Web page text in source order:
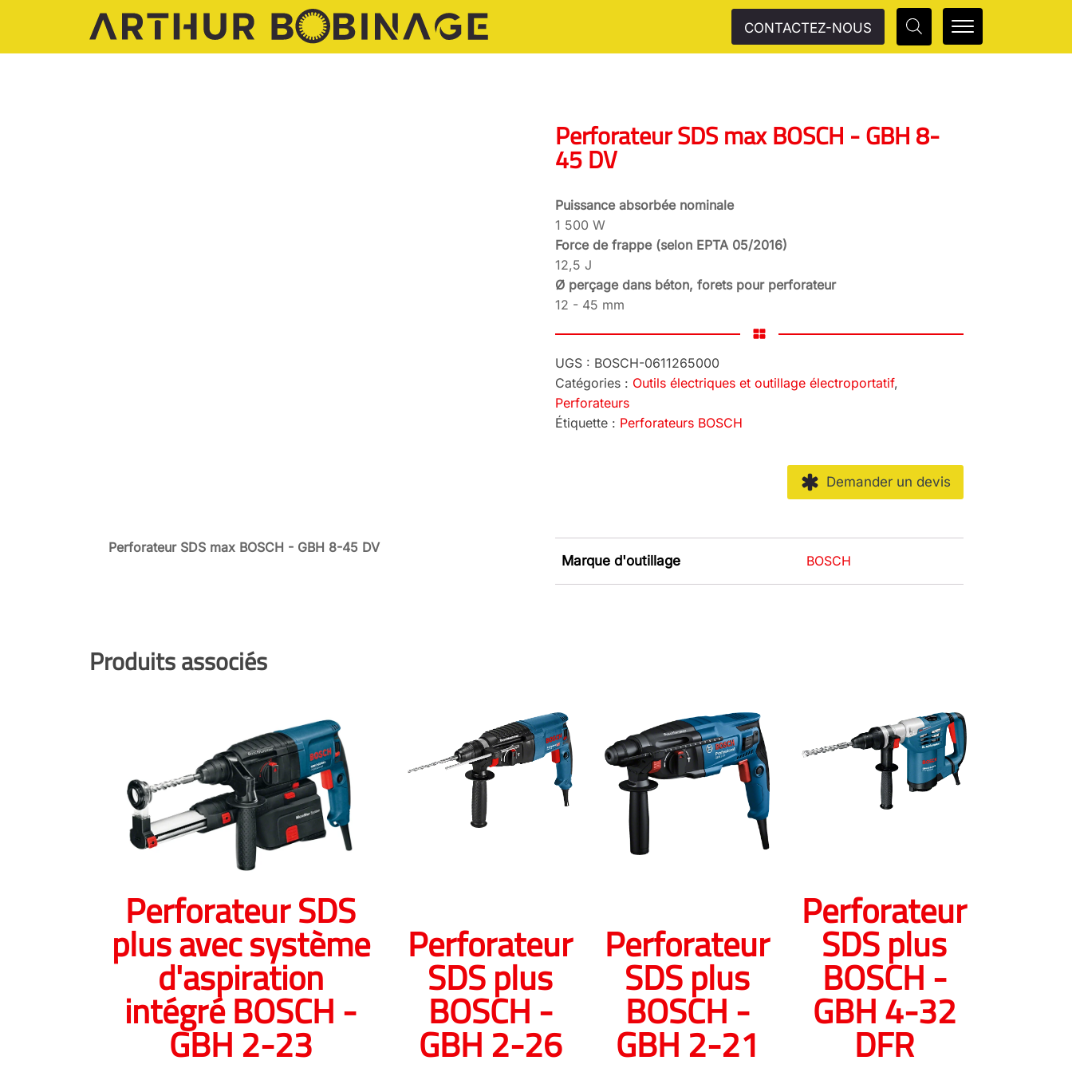
CONTACTEZ-NOUS
Perforateur SDS max BOSCH - GBH 8-
45 DV
Puissance absorbée nominale
1 500 W
Force de frappe (selon EPTA 05/2016)
12,5 J
Ø perçage dans béton, forets pour perforateur
12 - 45 mm
UGS : BOSCH-0611265000
Catégories : Outils électriques et outillage électroportatif,
Perforateurs
Étiquette : Perforateurs BOSCH
Demander un devis
Perforateur SDS max BOSCH - GBH 8-45 DV
Marque d'outillage
BOSCH
Produits associés
Perforateur SDS
plus avec système
d'aspiration
intégré BOSCH -
GBH 2-23
Perforateur
SDS plus
BOSCH -
GBH 2-26
Perforateur
SDS plus
BOSCH -
GBH 2-21
Perforateur
SDS plus
BOSCH -
GBH 4-32
DFR